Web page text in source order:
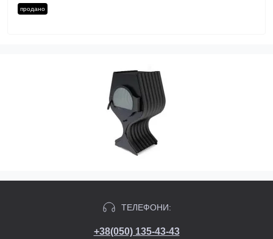
продано
ТЕЛЕФОНИ:
+38(050) 135-43-43